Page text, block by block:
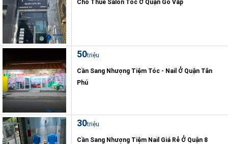
Cho Thuê Salon Tóc Ở Quận Gò Vấp
50triệu
Cần Sang Nhượng Tiệm Tóc - Nail Ở Quận Tân
Phú
30triệu
Cần Sang Nhượng Tiệm Nail Giá Rẻ Ở Quận 8